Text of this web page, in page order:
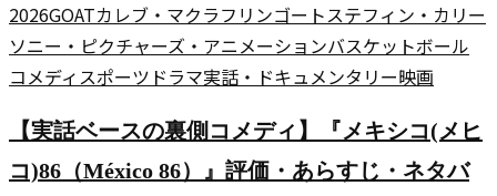
2026GOATカレブ・マクラフリンゴートステフィン・カリー
ソニー・ピクチャーズ・アニメーションバスケットボール
コメディスポーツ ドラマ実話・ドキュメンタリー映画
【実話ベースの裏側コメディ】『メキシコ(メヒ
コ)86（México 86）』評価・あらすじ・ネタバ